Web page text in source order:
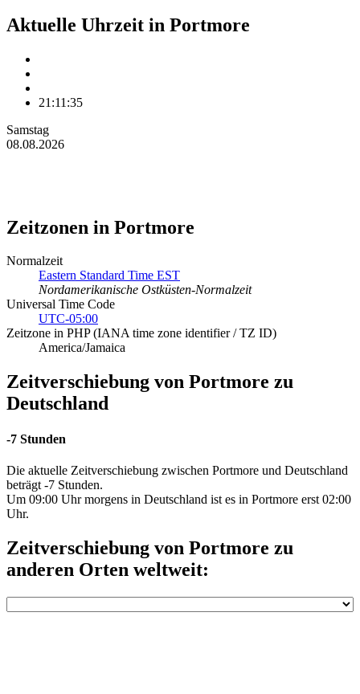
Aktuelle Uhrzeit in Portmore
21:11:35
Samstag
08.08.2026
Zeitzonen in Portmore
Normalzeit
Eastern Standard Time EST
Nordamerikanische Ostküsten-Normalzeit
Universal Time Code
UTC-05:00
Zeitzone in PHP (IANA time zone identifier / TZ ID)
America/Jamaica
Zeitverschiebung von Portmore zu
Deutschland
-7 Stunden
Die aktuelle Zeitverschiebung zwischen Portmore und Deutschland
beträgt -7 Stunden.
Um 09:00 Uhr morgens in Deutschland ist es in Portmore erst 02:00
Uhr.
Zeitverschiebung von Portmore zu
anderen Orten weltweit: